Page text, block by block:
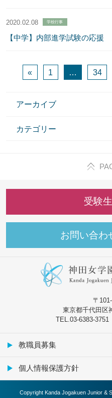
2020.02.08 学校行事
【中学】内部進学試験の応援
« 1 … 34
アーカイブ
カテゴリー
受験生
お問い合わ
〒
東京都千代田区
TEL.03-6383-
教職員募集
個人情報保護方針
Copyright Kanda Jogakuen Junior &